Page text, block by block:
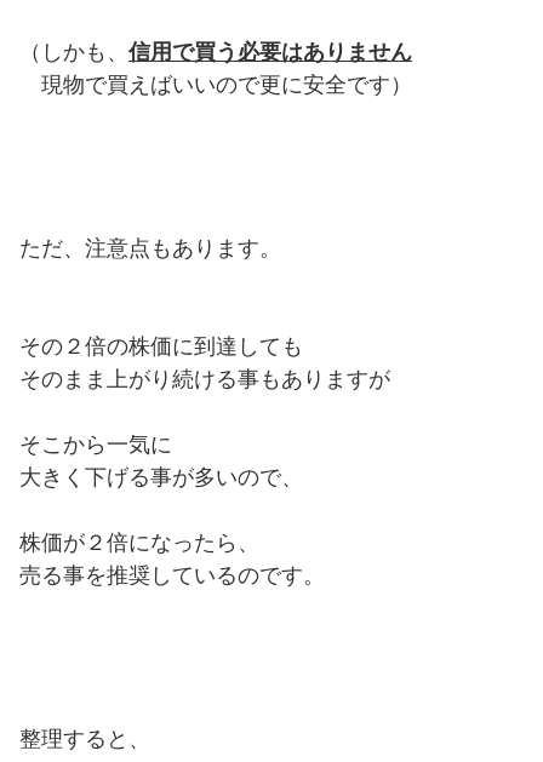
（しかも、 信用で買う必要はありません
現物で買えばいいので更に安全です）
ただ、注意点もあります。
その２倍の株価に到達しても
そのまま上がり続ける事もありますが
そこから一気に
大きく下げる事が多いので、
株価が２倍になったら、
売る事を推奨しているのです。
整理すると、